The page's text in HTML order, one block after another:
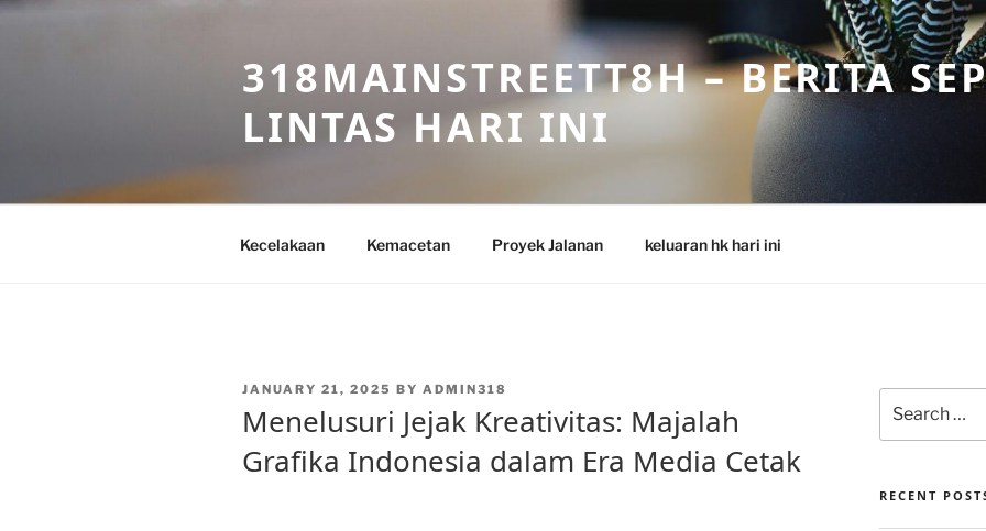
Skip
318MAINSTREETT8H – BERITA
LINTAS HARI INI
Kecelakaan Kemacetan Proyek Jalanan keluaran hk hari ini
POSTED
JANUARY 21, 2025 BY ADMIN318
Menelusuri Jejak Kreativitas: Majalah
Grafika Indonesia dalam Era Media Cetak
for:
RECENT